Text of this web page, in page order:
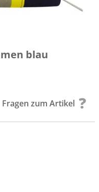
blau
Fragen zum Artikel